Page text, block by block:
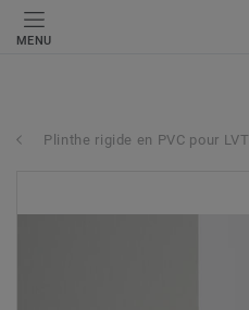
MENU
Plinthe rigide en PVC pour LVT